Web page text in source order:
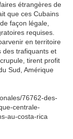
étrangères de
que ces Cubains
façon légale,
requises.
en territoire
des trafiquants et
tirent profit
Sud, Amérique
76762-des-
centrale-
au-costa-rica